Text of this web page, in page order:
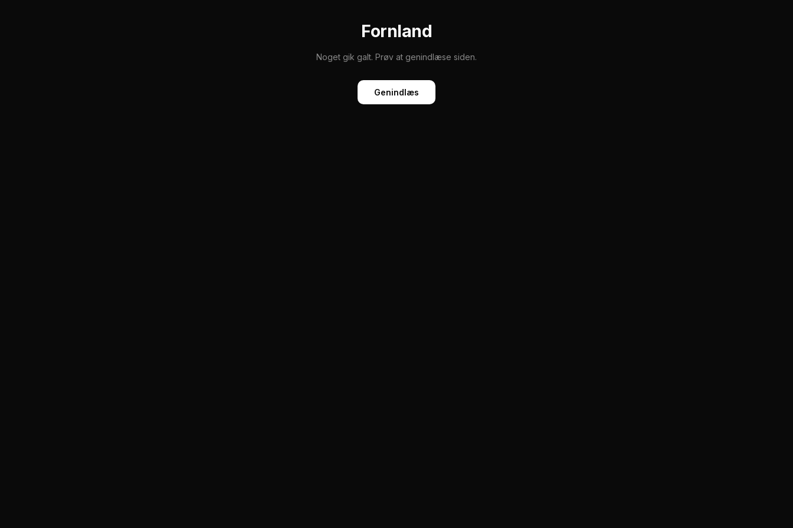
Fornland
Noget gik galt. Prøv at genindlæse siden.
Genindlæs